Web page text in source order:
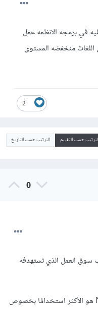
في برمجه الانظمه عمل
منخفضه المستوى
2
حسب التقييم الترتيب حسب التاريخ
0
سوق العمل الذي تستهدفه
وبناءًا على ما ذكرت، فستجد أنّ إطار .NET هو الأكثر استخدامًا بخصوص